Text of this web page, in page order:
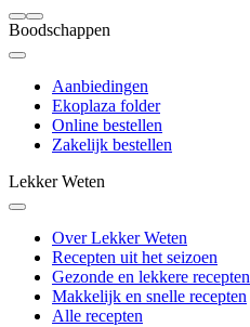
Boodschappen
Aanbiedingen
Ekoplaza folder
Online bestellen
Zakelijk bestellen
Lekker Weten
Over Lekker Weten
Recepten uit het seizoen
Gezonde en lekkere recepten
Makkelijk en snelle recepten
Alle recepten